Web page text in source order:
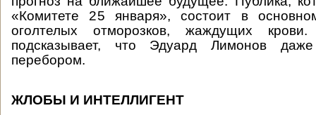
«Комитете 25 января», состоит в
оголтелых отморозков, жаждущих
подсказывает, что Эдуард Лимонов
перебором.
ЖЛОБЫ И ИНТЕЛЛИГЕНТ